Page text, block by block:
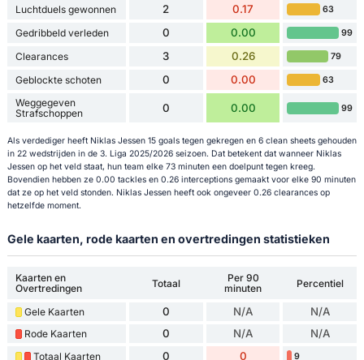
Luchtduels gewonnen 2 0.17 63
Gedribbeld verleden 0 0.00 99
Clearances 3 0.26 79
Geblockte schoten 0 0.00 63
Weggegeven
Strafschoppen
0 0.00 99
Als verdediger heeft Niklas Jessen 15 goals tegen gekregen en 6 clean sheets gehouden
in 22 wedstrijden in de 3. Liga 2025/2026 seizoen. Dat betekent dat wanneer Niklas
Jessen op het veld staat, hun team elke 73 minuten een doelpunt tegen kreeg.
Bovendien hebben ze 0.00 tackles en 0.26 interceptions gemaakt voor elke 90 minuten
dat ze op het veld stonden. Niklas Jessen heeft ook ongeveer 0.26 clearances op
hetzelfde moment.
Gele kaarten, rode kaarten en overtredingen statistieken
Kaarten en
Overtredingen
Totaal
Per 90
minuten
Percentiel
Gele Kaarten 0 N/A N/A
Rode Kaarten 0 N/A N/A
Totaal Kaarten 0 0 9